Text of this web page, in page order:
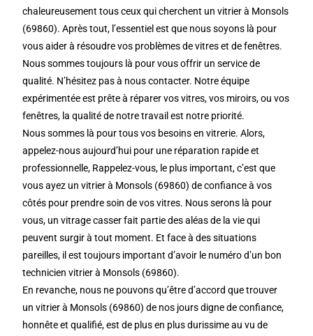
chaleureusement tous ceux qui cherchent un vitrier à Monsols
(69860). Après tout, l’essentiel est que nous soyons là pour
vous aider à résoudre vos problèmes de vitres et de fenêtres.
Nous sommes toujours là pour vous offrir un service de
qualité. N’hésitez pas à nous contacter. Notre équipe
expérimentée est prête à réparer vos vitres, vos miroirs, ou vos
fenêtres, la qualité de notre travail est notre priorité.
Nous sommes là pour tous vos besoins en vitrerie. Alors,
appelez-nous aujourd’hui pour une réparation rapide et
professionnelle, Rappelez-vous, le plus important, c’est que
vous ayez un vitrier à Monsols (69860) de confiance à vos
côtés pour prendre soin de vos vitres. Nous serons là pour
vous, un vitrage casser fait partie des aléas de la vie qui
peuvent surgir à tout moment. Et face à des situations
pareilles, il est toujours important d’avoir le numéro d’un bon
technicien vitrier à Monsols (69860).
En revanche, nous ne pouvons qu’être d’accord que trouver
un vitrier à Monsols (69860) de nos jours digne de confiance,
honnête et qualifié, est de plus en plus durissime au vu de